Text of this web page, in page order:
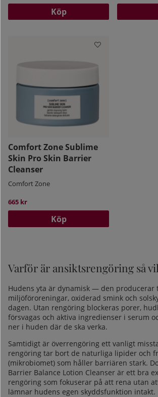
Köp
Comfort Zone Sublime
Skin Pro Skin Barrier
Cleanser
Comfort Zone
665 kr
Köp
Varför är ansiktsrengöring så
Hudens yta är dynamisk — den producerar
miljöföroreningar, oxiderad smink och
dagen. Utan rengöring blockeras porer,
försvagas och aktiva ingredienser i serum
ner i huden där de ska verka.
Samtidigt är överrengöring ett vanligt
rengöring tar bort de naturliga lipider och
(mikrobiomet) som håller barriären stark.
Barrier Balance Lotion Cleanser är ett bra
rengöring som fokuserar på att rena utan
lämnar hudens egen skyddsfunktion intakt.